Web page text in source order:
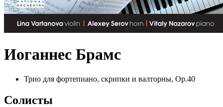
Иоганнес Брамс
Трио для фортепиано, скрипки и валторны, Op.40
Солисты